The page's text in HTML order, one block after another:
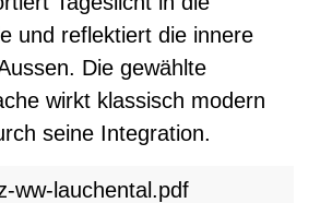
und reflektiert die innere
Die gewählte
wirkt klassisch modern
seine Integration.
ww-lauchental.pdf